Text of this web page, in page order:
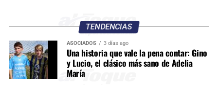
TENDENCIAS
ASOCIADOS 3 días ago
Una historia que vale la pena contar: Gino
y Lucio, el clásico más sano de Adelia
María